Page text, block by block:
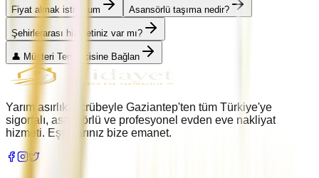
Fiyat almak istiyorum Asansörlü taşıma nedir?
Şehirlerarası hizmetiniz var mı?
👤 Müşteri Temsilcisine Bağlan
Yarım asırlık tecrübeyle Gaziantep'ten tüm Türkiye'ye
sigortalı, asansörlü ve profesyonel evden eve nakliyat
hizmeti. Eşyalarınız bize emanet.